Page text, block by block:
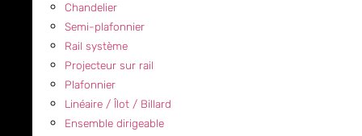
Chandelier
Semi-plafonnier
Rail système
Projecteur sur rail
Plafonnier
Linéaire / Îlot / Billard
Ensemble dirigeable